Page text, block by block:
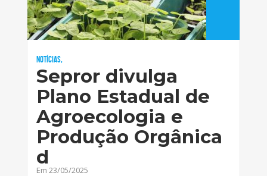
Notícias,
Sepror divulga
Plano Estadual de
Agroecologia e
Produção Orgânica
d
Em 23/05/2025